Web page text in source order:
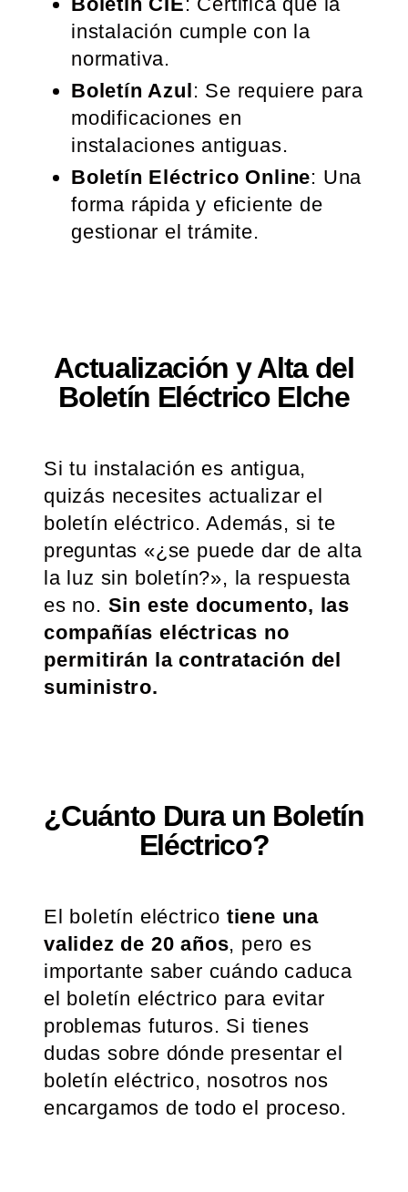
instalación cumple con la
normativa.
Boletín Azul: Se requiere para
modificaciones en
instalaciones antiguas.
Boletín Eléctrico Online: Una
forma rápida y eficiente de
gestionar el trámite.
Actualización y Alta del
Boletín Eléctrico Elche
Si tu instalación es antigua,
quizás necesites actualizar el
boletín eléctrico. Además, si te
preguntas «¿se puede dar de alta
la luz sin boletín?», la respuesta
es no. Sin este documento, las
compañías eléctricas no
permitirán la contratación del
suministro.
¿Cuánto Dura un Boletín
Eléctrico?
El boletín eléctrico tiene una
validez de 20 años, pero es
importante saber cuándo caduca
el boletín eléctrico para evitar
problemas futuros. Si tienes
dudas sobre dónde presentar el
boletín eléctrico, nosotros nos
encargamos de todo el proceso.